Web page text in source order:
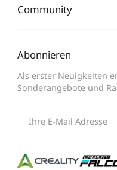
Community
Abonnieren
Als erster Neuigkeiten
Sonderangebote und